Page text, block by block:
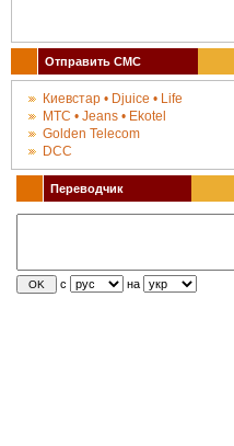
Отправить СМС
Киевстар • Djuice • Life
МТС • Jeans • Ekotel
Golden Telecom
DCC
Переводчик
с на